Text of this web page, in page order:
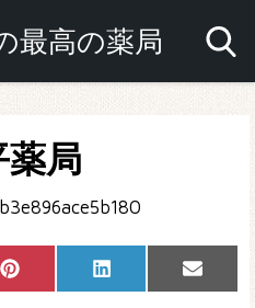
薬局
Share
on
Pinterest Share
on
LinkedIn
Share
on
Email